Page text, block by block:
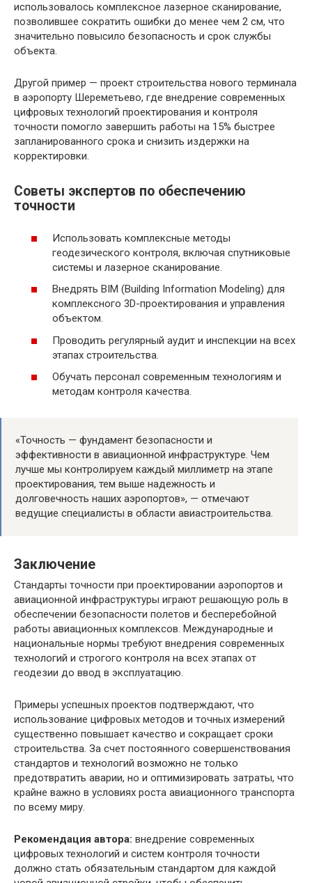
использовалось комплексное лазерное сканирование,
позволившее сократить ошибки до менее чем 2 см, что
значительно повысило безопасность и срок службы
объекта.
Другой пример — проект строительства нового терминала
в аэропорту Шереметьево, где внедрение современных
цифровых технологий проектирования и контроля
точности помогло завершить работы на 15% быстрее
запланированного срока и снизить издержки на
корректировки.
Советы экспертов по обеспечению
точности
Использовать комплексные методы
геодезического контроля, включая спутниковые
системы и лазерное сканирование.
Внедрять BIM (Building Information Modeling) для
комплексного 3D-проектирования и управления
объектом.
Проводить регулярный аудит и инспекции на всех
этапах строительства.
Обучать персонал современным технологиям и
методам контроля качества.
«Точность — фундамент безопасности и
эффективности в авиационной инфраструктуре. Чем
лучше мы контролируем каждый миллиметр на этапе
проектирования, тем выше надежность и
долговечность наших аэропортов», — отмечают
ведущие специалисты в области авиастроительства.
Заключение
Стандарты точности при проектировании аэропортов и
авиационной инфраструктуры играют решающую роль в
обеспечении безопасности полетов и бесперебойной
работы авиационных комплексов. Международные и
национальные нормы требуют внедрения современных
технологий и строгого контроля на всех этапах от
геодезии до ввод в эксплуатацию.
Примеры успешных проектов подтверждают, что
использование цифровых методов и точных измерений
существенно повышает качество и сокращает сроки
строительства. За счет постоянного совершенствования
стандартов и технологий возможно не только
предотвратить аварии, но и оптимизировать затраты, что
крайне важно в условиях роста авиационного транспорта
по всему миру.
Рекомендация автора: внедрение современных
цифровых технологий и систем контроля точности
должно стать обязательным стандартом для каждой